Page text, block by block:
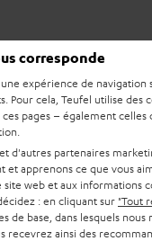
corresponde
expérience de navigation
Pour cela, Teufel utilise des
pages – également celles
d'autres partenaires
et apprenons ce que vous
web et aux informations
: en cliquant sur "Tout
de base, dans lesquels nous
recevrez ainsi des